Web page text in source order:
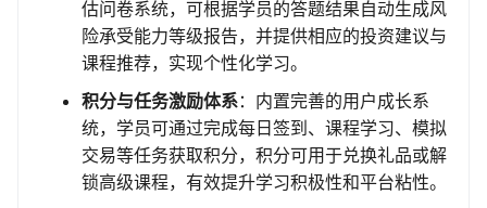
估问卷系统，可根据学员的答题结果自动生成风
险承受能力等级报告，并提供相应的投资建议与
课程推荐，实现个性化学习。
积分与任务激励体系：内置完善的用户成长系
统，学员可通过完成每日签到、课程学习、模拟
交易等任务获取积分，积分可用于兑换礼品或解
锁高级课程，有效提升学习积极性和平台粘性。